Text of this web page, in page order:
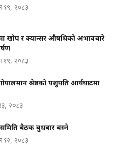
१९, २०८३
खोप र क्यान्सर औषधिको अभावबारे
१९, २०८३
श्रेष्ठको पशुपति आर्यघाटमा
२०८३
समिति बैठक बुधबार बस्ने
१२, २०८३